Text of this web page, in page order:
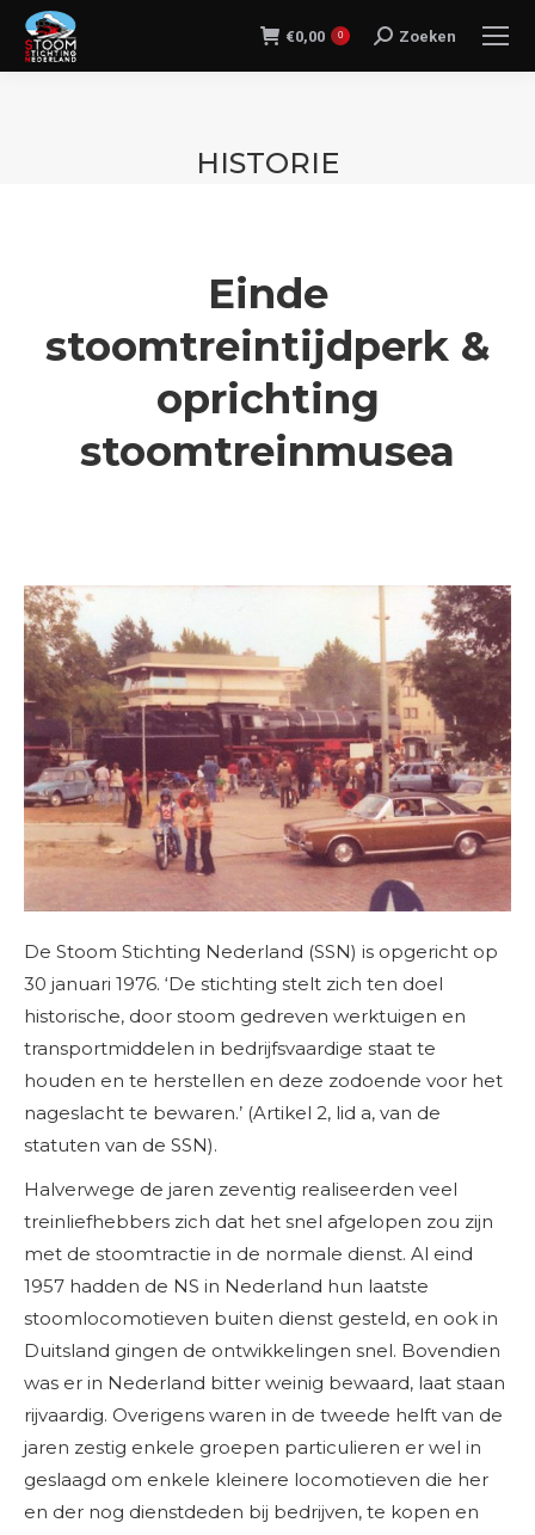
€0,00 0 Search:
Zoeken
HISTORIE
Einde
stoomtreintijdperk &
oprichting
stoomtreinmusea
De Stoom Stichting Nederland (SSN) is opgericht op
30 januari 1976. ‘De stichting stelt zich ten doel
historische, door stoom gedreven werktuigen en
transportmiddelen in bedrijfsvaardige staat te
houden en te herstellen en deze zodoende voor het
nageslacht te bewaren.’ (Artikel 2, lid a, van de
statuten van de SSN).
Halverwege de jaren zeventig realiseerden veel
treinliefhebbers zich dat het snel afgelopen zou zijn
met de stoomtractie in de normale dienst. Al eind
1957 hadden de NS in Nederland hun laatste
stoomlocomotieven buiten dienst gesteld, en ook in
Duitsland gingen de ontwikkelingen snel. Bovendien
was er in Nederland bitter weinig bewaard, laat staan
rijvaardig. Overigens waren in de tweede helft van de
jaren zestig enkele groepen particulieren er wel in
geslaagd om enkele kleinere locomotieven die her
en der nog dienstdeden bij bedrijven, te kopen en